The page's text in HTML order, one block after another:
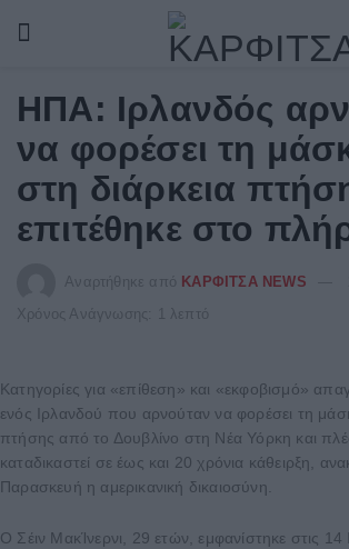
ΗΠΑ: Ιρλανδός
να φορέσει τη
στη διάρκεια
επιτέθηκε στο
Αναρτήθηκε από ΚΑΡΦΙΤΣΑ NEWS
Χρόνος Ανάγνωσης: 1 λεπτό
Κατηγορίες για «επίθεση» και «εκφοβισμό»
ενός Ιρλανδού που αρνούταν να φορέσει τη
πτήσης από το Δουβλίνο στη Νέα Υόρκη και
καταδικαστεί σε έως και 20 χρόνια κάθειρξη,
Παρασκευή η αμερικανική δικαιοσύνη.
Ο Σέιν ΜακΊνερνι, 29 ετών, εμφανίστηκε στις 14